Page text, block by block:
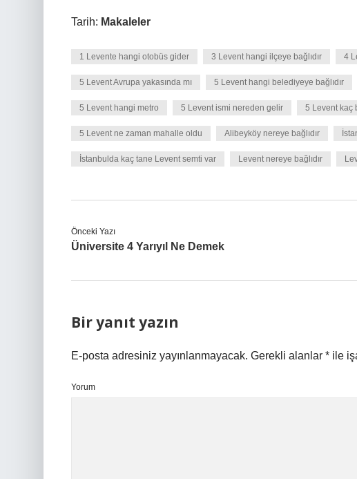
Tarih: Makaleler
1 Levente hangi otobüs gider 3 Levent hangi ilçeye bağlıdır 4
5 Levent Avrupa yakasında mı 5 Levent hangi belediyeye bağlıdır
5 Levent hangi metro 5 Levent ismi nereden gelir 5 Levent kaç
5 Levent ne zaman mahalle oldu Alibeyköy nereye bağlıdır
İstanbulda kaç tane Levent semti var Levent nereye bağlıdır
Önceki Yazı
Üniversite 4 Yarıyıl Ne Demek
Bir yanıt yazın
E-posta adresiniz yayınlanmayacak. Gerekli alanlar * ile
Yorum